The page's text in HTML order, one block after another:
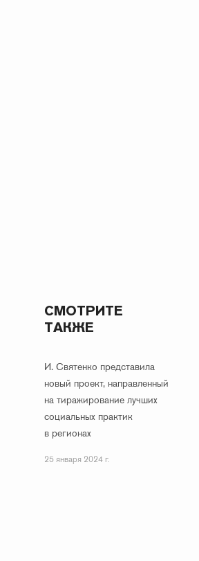
СМОТРИТЕ
ТАКЖЕ
И. Святенко представила
новый проект, направленный
на тиражирование лучших
социальных практик
в регионах
25 января 2024 г.